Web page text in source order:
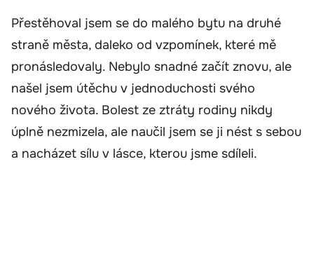
Přestěhoval jsem se do malého bytu na druhé
straně města, daleko od vzpomínek, které mě
pronásledovaly. Nebylo snadné začít znovu, ale
našel jsem útěchu v jednoduchosti svého
nového života. Bolest ze ztráty rodiny nikdy
úplně nezmizela, ale naučil jsem se ji nést s sebou
a nacházet sílu v lásce, kterou jsme sdíleli.